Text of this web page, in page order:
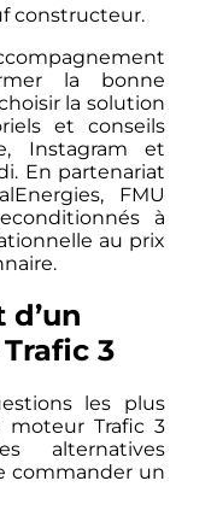
constructeur.
la bonne
la solution
et conseils
Instagram et
En partenariat
FMU
à
au prix
d’un
3
les plus
moteur Trafic 3
alternatives
commander un